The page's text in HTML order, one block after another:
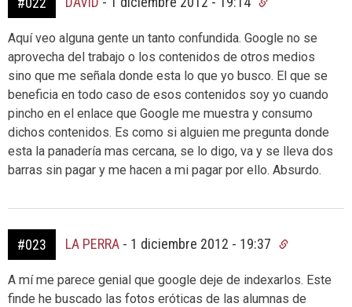
Aquí veo alguna gente un tanto confundida. Google no se
aprovecha del trabajo o los contenidos de otros medios
sino que me señala donde esta lo que yo busco. El que se
beneficia en todo caso de esos contenidos soy yo cuando
pincho en el enlace que Google me muestra y consumo
dichos contenidos. Es como si alguien me pregunta donde
esta la panadería mas cercana, se lo digo, va y se lleva dos
barras sin pagar y me hacen a mi pagar por ello. Absurdo.
#023 LA PERRA - 1 diciembre 2012 - 19:37
A mí me parece genial que google deje de indexarlos. Este
finde he buscado las fotos eróticas de las alumnas de